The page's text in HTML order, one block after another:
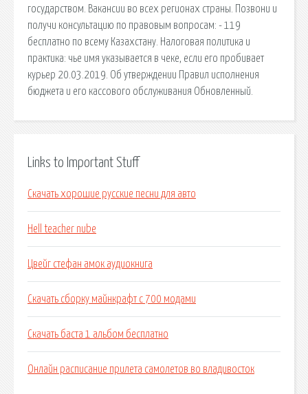
государством. Вакансии во всех регионах страны. Позвони и
получи консультацию по правовым вопросам: - 119
бесплатно по всему Казахстану. Налоговая политика и
практика: чье имя указывается в чеке, если его пробивает
курьер 20.03.2019. Об утверждении Правил исполнения
бюджета и его кассового обслуживания Обновленный.
Links to Important Stuff
Скачать хорошие русские песни для авто
Hell teacher nube
Цвейг стефан амок аудиокнига
Скачать сборку майнкрафт с 700 модами
Скачать баста 1 альбом бесплатно
Онлайн расписание прилета самолетов во владивосток